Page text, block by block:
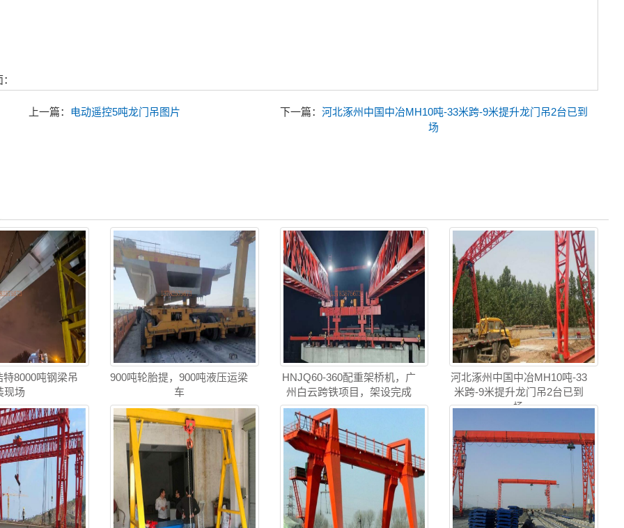
上一篇： 电动遥控5吨龙门吊图片 下一篇： 河北涿州中国中冶MH10吨-33米跨-9米提升龙门吊2台已到
场
8000吨钢梁吊
现场
900吨轮胎提，900吨液压运梁
车
HNJQ60-360配重架桥机，广
州白云跨铁项目，架设完成
河北涿州中国中冶MH10吨-33
米跨-9米提升龙门吊2台已到
场